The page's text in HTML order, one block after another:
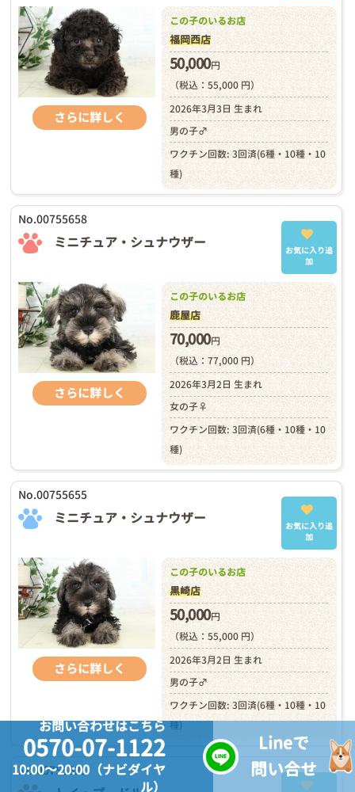
さらに詳しく
この子のいるお店
福岡西店
50,000円
（税込：55,000 円）
2026年3月3日 生まれ
男の子♂
ワクチン回数: 3回済(6種・10種・10
種)
No.00755658
ミニチュア・シュナウザー
お気に入り追
加
さらに詳しく
この子のいるお店
鹿屋店
70,000円
（税込：77,000 円）
2026年3月2日 生まれ
女の子♀
ワクチン回数: 3回済(6種・10種・10
種)
No.00755655
ミニチュア・シュナウザー
お気に入り追
加
さらに詳しく
この子のいるお店
黒崎店
50,000円
（税込：55,000 円）
2026年3月2日 生まれ
男の子♂
ワクチン回数: 3回済(6種・10種・10
種)
No.00755621
お問い合わせはこちら
0570-07-1122
10:00～20:00（ナビダイヤ
ル）
Lineで
問い合せ